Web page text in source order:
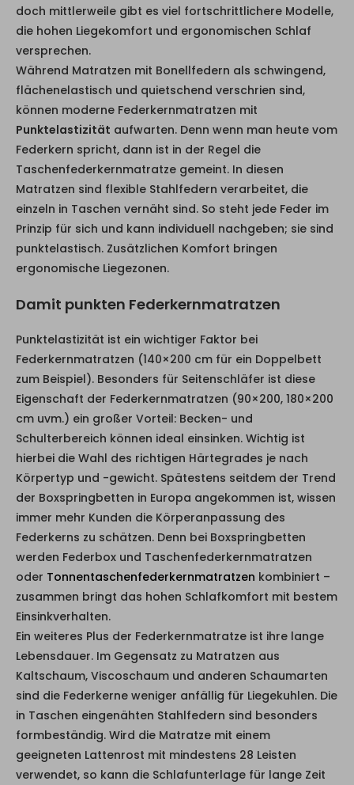
doch mittlerweile gibt es viel fortschrittlichere Modelle,
die hohen Liegekomfort und ergonomischen Schlaf
versprechen.
Während Matratzen mit Bonellfedern als schwingend,
flächenelastisch und quietschend verschrien sind,
können moderne Federkernmatratzen mit
Punktelastizität aufwarten. Denn wenn man heute vom
Federkern spricht, dann ist in der Regel die
Taschenfederkernmatratze gemeint. In diesen
Matratzen sind flexible Stahlfedern verarbeitet, die
einzeln in Taschen vernäht sind. So steht jede Feder im
Prinzip für sich und kann individuell nachgeben; sie sind
punktelastisch. Zusätzlichen Komfort bringen
ergonomische Liegezonen.
Damit punkten Federkernmatratzen
Punktelastizität ist ein wichtiger Faktor bei
Federkernmatratzen (140×200 cm für ein Doppelbett
zum Beispiel). Besonders für Seitenschläfer ist diese
Eigenschaft der Federkernmatratzen (90×200, 180×200
cm uvm.) ein großer Vorteil: Becken- und
Schulterbereich können ideal einsinken. Wichtig ist
hierbei die Wahl des richtigen Härtegrades je nach
Körpertyp und -gewicht. Spätestens seitdem der Trend
der Boxspringbetten in Europa angekommen ist, wissen
immer mehr Kunden die Körperanpassung des
Federkerns zu schätzen. Denn bei Boxspringbetten
werden Federbox und Taschenfederkernmatratzen
oder Tonnentaschenfederkernmatratzen kombiniert –
zusammen bringt das hohen Schlafkomfort mit bestem
Einsinkverhalten.
Ein weiteres Plus der Federkernmatratze ist ihre lange
Lebensdauer. Im Gegensatz zu Matratzen aus
Kaltschaum, Viscoschaum und anderen Schaumarten
sind die Federkerne weniger anfällig für Liegekuhlen. Die
in Taschen eingenähten Stahlfedern sind besonders
formbeständig. Wird die Matratze mit einem
geeigneten Lattenrost mit mindestens 28 Leisten
verwendet, so kann die Schlafunterlage für lange Zeit